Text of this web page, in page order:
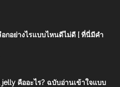
อกอย่างไรแบบไหนดีไม่ดี [ ที่นี่มีคำ
คืออะไร? ฉบับอ่านเข้าใจแบบ